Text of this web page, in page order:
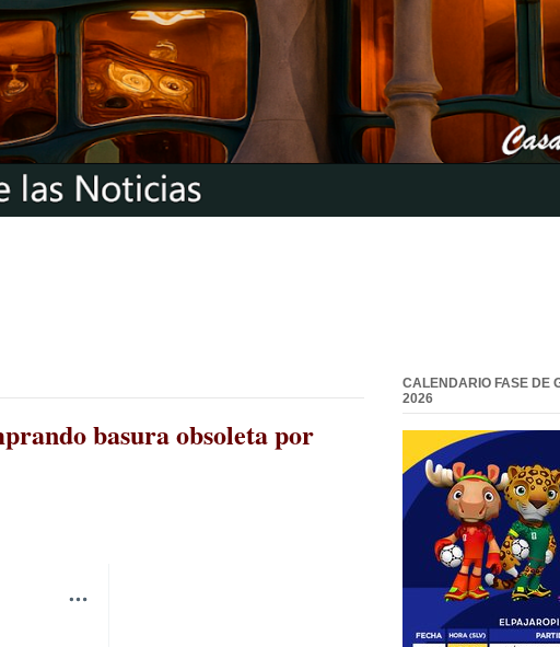
basura obsoleta por
CALENDARIO FASE DE
2026